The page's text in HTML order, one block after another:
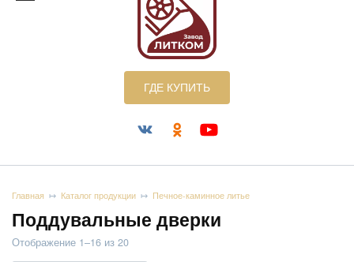
ГДЕ КУПИТЬ
Главная Каталог продукции Печное-каминное литье
Поддувальные дверки
Отображение 1–16 из 20Сортировка: